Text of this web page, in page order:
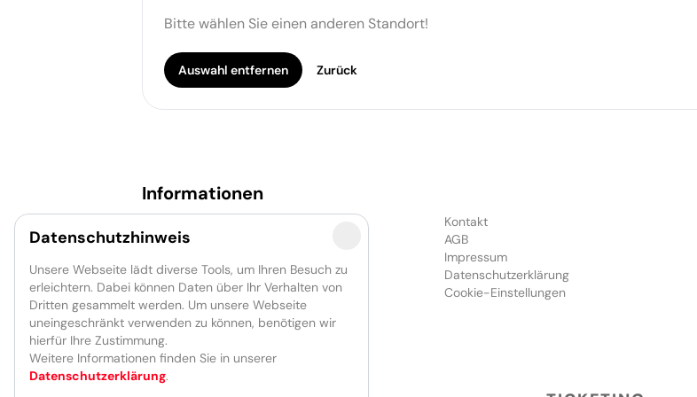
Bitte wählen Sie einen anderen Standort!
Auswahl entfernen Zurück
Informationen
Presse
Förderer
Jobs
Kontakt
AGB
Impressum
Datenschutzerklärung
Cookie-Einstellungen
Datenschutzhinweis
Unsere Webseite lädt diverse Tools, um Ihren Besuch zu
erleichtern. Dabei können Daten über Ihr Verhalten von
Dritten gesammelt werden. Um unsere Webseite
uneingeschränkt verwenden zu können, benötigen wir
hierfür Ihre Zustimmung.
Weitere Informationen finden Sie in unserer
Datenschutzerklärung.